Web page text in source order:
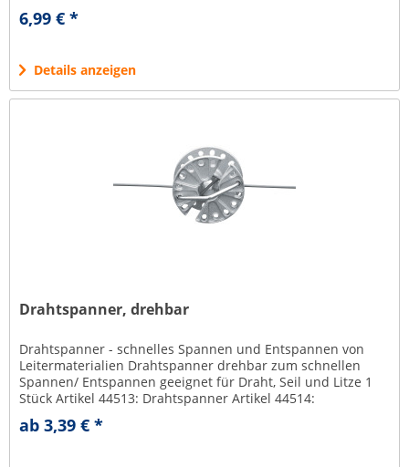
6,99 € *
Details anzeigen
Drahtspanner, drehbar
Drahtspanner - schnelles Spannen und Entspannen von
Leitermaterialien Drahtspanner drehbar zum schnellen
Spannen/ Entspannen geeignet für Draht, Seil und Litze 1
Stück Artikel 44513: Drahtspanner Artikel 44514:
Spannbügel Ideal zum...
ab 3,39 € *